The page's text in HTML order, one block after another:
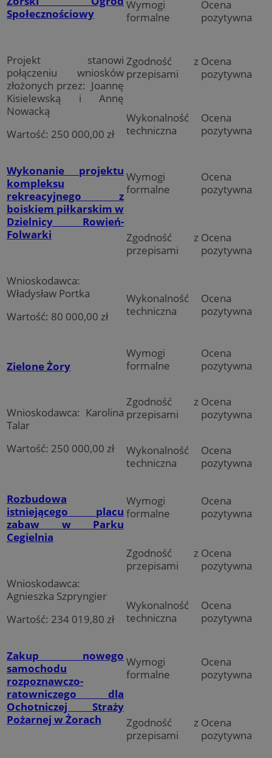
Społecznościowy
Projekt stanowi
połączeniu wniosków
złożonych przez: Joannę
Kisielewską i Annę
Nowacką
Wartość: 250 000,00 zł
Wymogi
formalne
Ocena
pozytywna
Zgodność z
przepisami
Ocena
pozytywna
Wykonalność
techniczna
Ocena
pozytywna
Wykonanie projektu
kompleksu
rekreacyjnego z
boiskiem piłkarskim w
Dzielnicy Rowień-
Folwarki
Wnioskodawca:
Władysław Portka
Wartość: 80 000,00 zł
Wymogi
formalne
Ocena
pozytywna
Zgodność z
przepisami
Ocena
pozytywna
Wykonalność
techniczna
Ocena
pozytywna
Zielone Żory
Wnioskodawca: Karolina
Talar
Wartość: 250 000,00 zł
Wymogi
formalne
Ocena
pozytywna
Zgodność z
przepisami
Ocena
pozytywna
Wykonalność
techniczna
Ocena
pozytywna
Rozbudowa
istniejącego placu
zabaw w Parku
Cegielnia
Wnioskodawca:
Agnieszka Szpryngier
Wartość: 234 019,80 zł
Wymogi
formalne
Ocena
pozytywna
Zgodność z
przepisami
Ocena
pozytywna
Wykonalność
techniczna
Ocena
pozytywna
Zakup nowego
samochodu
rozpoznawczo-
ratowniczego dla
Ochotniczej Straży
Pożarnej w Żorach
Wymogi
formalne
Ocena
pozytywna
Zgodność z
przepisami
Ocena
pozytywna